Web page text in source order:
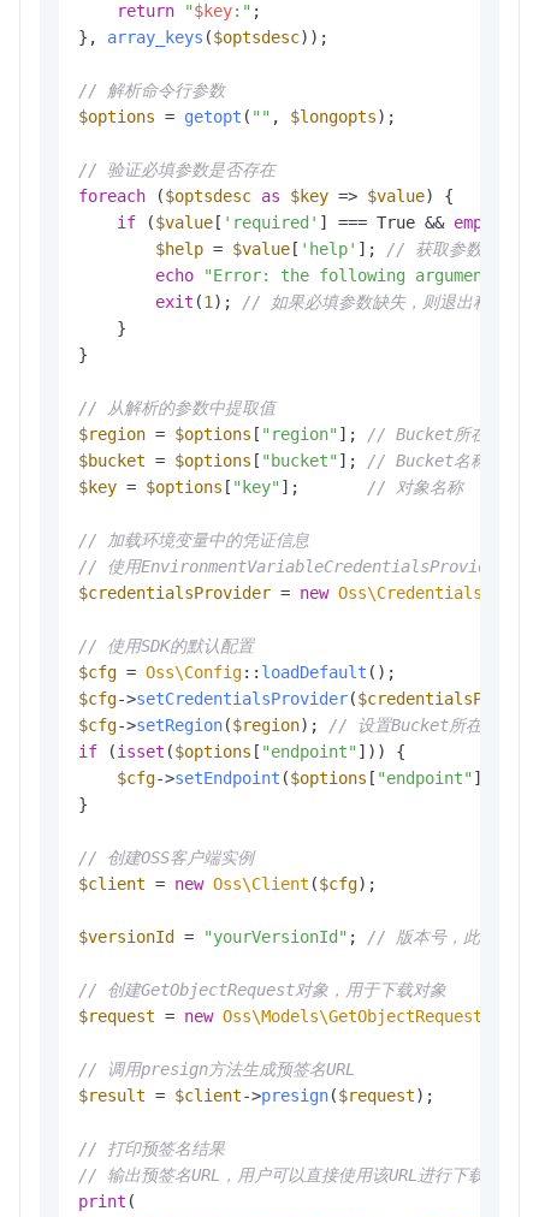
return
"$key:" ;
}, array_keys ($optsdesc));
// 解析命令行参数
$options = getopt ( "" , $longopts);
// 验证必填参数是否存在
foreach ($optsdesc as $key => $value) {
if ($value [ 'required' ] === True && empty
$help = $value [ 'help' ]; // 获取参数的帮助
echo
"Error: the following arguments
exit (1); // 如果必填参数缺失，则退出程序
    }
}
// 从解析的参数中提取值
$region = $options [ "region" ]; // Bucket所在的地域
$bucket = $options [ "bucket" ]; // Bucket名称
$key = $options [ "key" ]; // 对象名称
// 加载环境变量中的凭证信息
// 使用EnvironmentVariableCredentialsProvider从环
$credentialsProvider = new
// 使用SDK的默认配置
$cfg = Oss\Config:: loadDefault
$cfg->setCredentialsProvider(
$cfg->setRegion($region); // 设置Bucket所在的地域
if (isset ($options [ "endpoint" ])) {
$cfg->setEndpoint ($options [ "endpoint" ]);
}
// 创建OSS客户端实例
$client = new Oss\Client ($cfg);
$versionId = "yourVersionId" ; // 版本号，此处仅为
// 创建GetObjectRequest对象，用于下载对象
$request = new Oss\Models\GetObjectRequest
// 调用presign方法生成预签名URL
$result = $client->presign($request);
// 打印预签名结果
// 输出预签名URL，用户可以直接使用该URL进行下载操作
print (